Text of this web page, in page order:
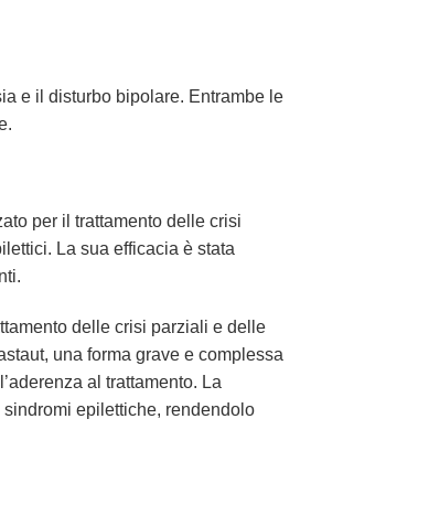
e il disturbo bipolare. Entrambe le
per il trattamento delle crisi
La sua efficacia è stata
delle crisi parziali e delle
una forma grave e complessa
al trattamento. La
epilettiche, rendendolo